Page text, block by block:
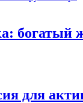
богатый
для